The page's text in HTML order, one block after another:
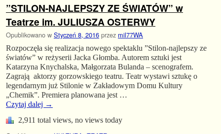
”STILON-NAJLEPSZY ZE ŚWIATÓW” w
Teatrze im. JULIUSZA OSTERWY
Opublikowano w Styczeń 8, 2016 przez mil77WA
Rozpoczęła się realizacja nowego spektaklu ”Stilon-najlepszy ze
światów” w reżyserii Jacka Głomba. Autorem sztuki jest
Katarzyna Knychalska, Małgorzata Bulanda – scenografem.
Zagrają aktorzy gorzowskiego teatru. Teatr wystawi sztukę o
legendarnym już Stilonie w Zakładowym Domu Kultury
„Chemik”. Premiera planowana jest …
Czytaj dalej →
2,911 total views, no views today